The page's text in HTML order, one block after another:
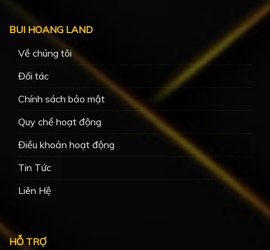
BUI HOANG LAND
Về chúng tôi
Đối tác
Chính sách bảo mật
Quy chế hoạt động
Điều khoản hoạt động
Tin Tức
Liên Hệ
HỖ TRỢ